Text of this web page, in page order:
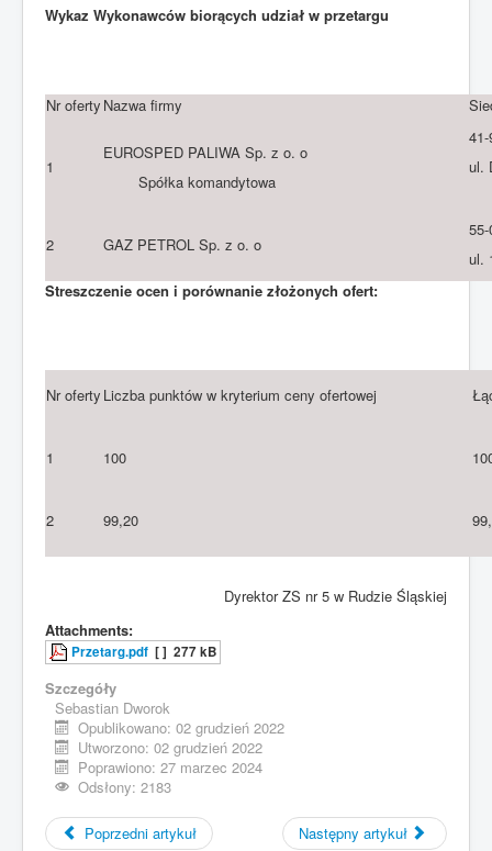
Wykaz Wykonawców biorących udział w przetargu
Nr oferty Nazwa firmy
1
EUROSPED PALIWA Sp. z o. o
Spółka komandytowa
ul.
2 GAZ PETROL Sp. z o. o
ul.
Streszczenie ocen i porównanie złożonych ofert:
Nr oferty Liczba punktów w kryterium ceny ofertowej
1 100
2 99,20
Dyrektor ZS nr 5 w Rudzie Śląskiej
Attachments:
Przetarg.pdf [ ] 277 kB
Szczegóły
Sebastian Dworok
Opublikowano: 02 grudzień 2022
Utworzono: 02 grudzień 2022
Poprawiono: 27 marzec 2024
Odsłony: 2183
Poprzedni artykuł Następny artykuł